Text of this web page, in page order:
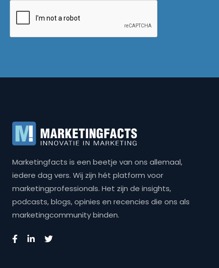
Marketingfacts is een beetje van ons allemaal,
iedere dag vers. Wij zijn hét platform voor
marketingprofessionals. Het zijn de insights,
podcasts, blogs, opinies en recencies die ons als
marketingcommunity binden.